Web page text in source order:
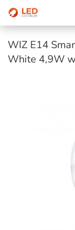
WIZ E14
White 4,9W